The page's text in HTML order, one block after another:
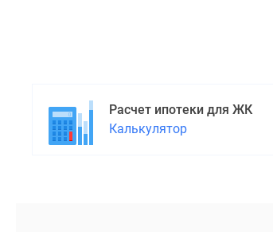
Расчет ипотеки для ЖК
Калькулятор